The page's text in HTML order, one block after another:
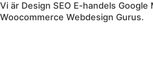
Vi är Design SEO E-handels Google
Woocommerce Webdesign Gurus.